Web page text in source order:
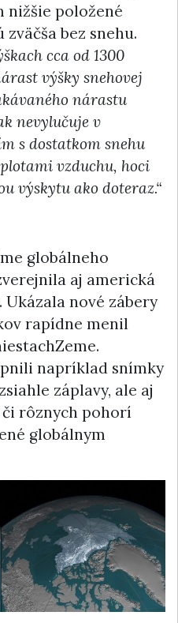
nižšie položené
bez snehu.
cca od 1300
výšky snehovej
nárastu
nevylučuje v
s dostatkom snehu
vzduchu, hoci
výskytu ako doteraz.“
globálneho
aj americká
Ukázala nové zábery
rapídne menil
napríklad snímky
záplavy, ale aj
rôznych pohorí
globálnym